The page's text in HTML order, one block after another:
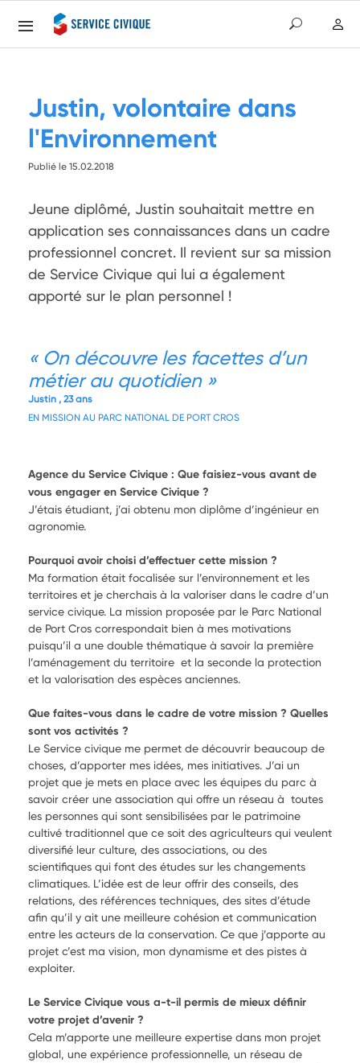
Justin, volontaire dans
l'Environnement
Publié le 15.02.2018
Jeune diplômé, Justin souhaitait mettre en
application ses connaissances dans un cadre
professionnel concret. Il revient sur sa mission
de Service Civique qui lui a également
apporté sur le plan personnel !
On découvre les facettes d’un
métier au quotidien
Justin , 23 ans
EN MISSION AU PARC NATIONAL DE PORT CROS
Agence du Service Civique : Que faisiez-vous avant de
vous engager en Service Civique ?
J’étais étudiant, j’ai obtenu mon diplôme d’ingénieur en
agronomie.
Pourquoi avoir choisi d’effectuer cette mission ?
Ma formation était focalisée sur l’environnement et les
territoires et je cherchais à la valoriser dans le cadre d’un
service civique. La mission proposée par le Parc National
de Port Cros correspondait bien à mes motivations
puisqu’il a une double thématique à savoir la première
l’aménagement du territoire et la seconde la protection
et la valorisation des espèces anciennes.
Que faites-vous dans le cadre de votre mission ? Quelles
sont vos activités ?
Le Service civique me permet de découvrir beaucoup de
choses, d’apporter mes idées, mes initiatives. J’ai un
projet que je mets en place avec les équipes du parc à
savoir créer une association qui offre un réseau à toutes
les personnes qui sont sensibilisées par le patrimoine
cultivé traditionnel que ce soit des agriculteurs qui veulent
diversifié leur culture, des associations, ou des
scientifiques qui font des études sur les changements
climatiques. L’idée est de leur offrir des conseils, des
relations, des références techniques, des sites d’étude
afin qu’il y ait une meilleure cohésion et communication
entre les acteurs de la conservation. Ce que j’apporte au
projet c’est ma vision, mon dynamisme et des pistes à
exploiter.
Le Service Civique vous a-t-il permis de mieux définir
votre projet d’avenir ?
Cela m’apporte une meilleure expertise dans mon projet
global, une expérience professionnelle, un réseau de